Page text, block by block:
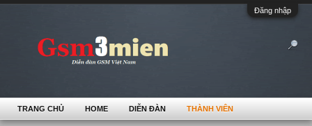
Đăng nhập
TRANG CHỦ HOME DIỄN ĐÀN THÀNH VIÊN